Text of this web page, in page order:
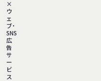
×
ウ
ェ
ブ・
SNS
広
告
サ
ー
ビ
ス